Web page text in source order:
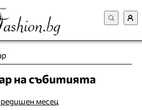
на събитията
месец